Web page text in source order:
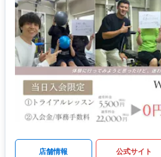
店舗情報 公式サイト